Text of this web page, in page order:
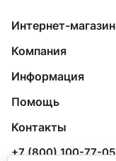
Интернет-магазин
Компания
Информация
Помощь
Контакты
+7 (800) 100-77-05